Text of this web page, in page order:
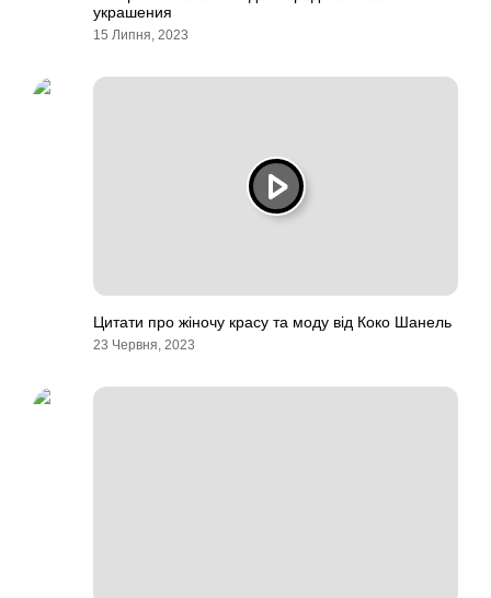
украшения
15 Липня, 2023
Цитати про жіночу красу та моду від Коко Шанель
23 Червня, 2023